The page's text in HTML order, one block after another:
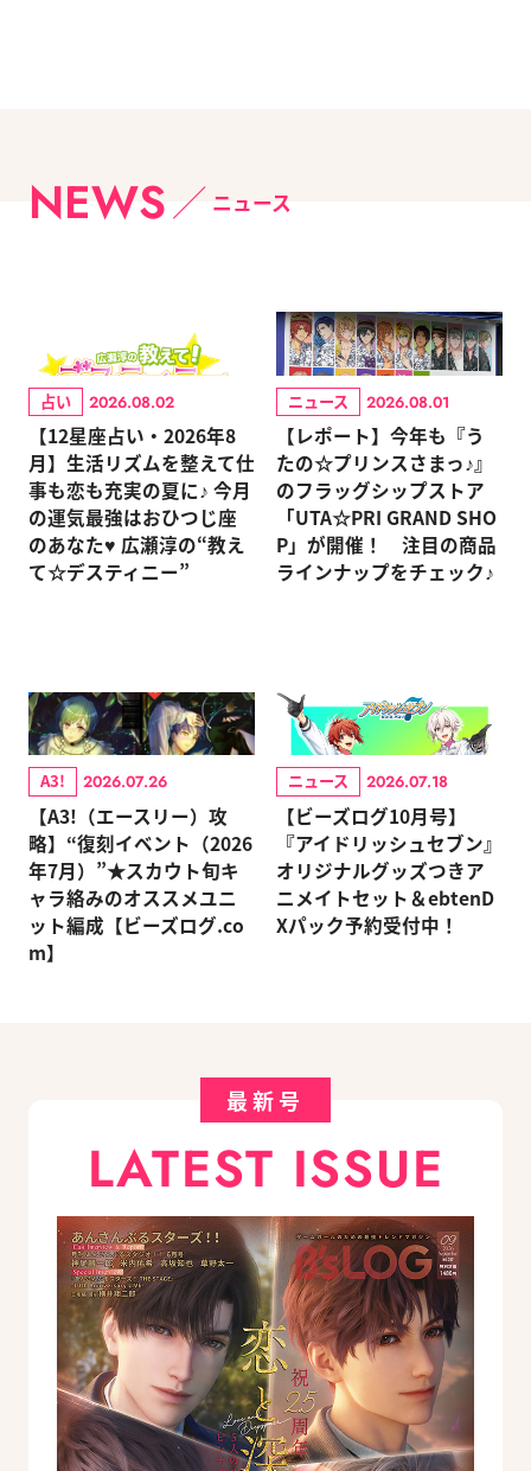
NEWS ニュース
占い 2026.08.02
【12星座占い・2026年8
月】生活リズムを整えて仕
事も恋も充実の夏に♪ 今月
の運気最強はおひつじ座
のあなた♥ 広瀬淳の“教え
て☆デスティニー”
ニュース 2026.08.01
【レポート】今年も『う
たの☆プリンスさまっ♪』
のフラッグシップストア
「UTA☆PRI GRAND SHO
P」が開催！ 注目の商品
ラインナップをチェック♪
A3! 2026.07.26
【A3!（エースリー）攻
略】“復刻イベント（2026
年7月）”★スカウト旬キ
ャラ絡みのオススメユニ
ット編成【ビーズログ.co
m】
ニュース 2026.07.18
【ビーズログ10月号】
『アイドリッシュセブン』
オリジナルグッズつきア
ニメイトセット＆ebtenD
Xパック予約受付中！
最新号
LATEST ISSUE